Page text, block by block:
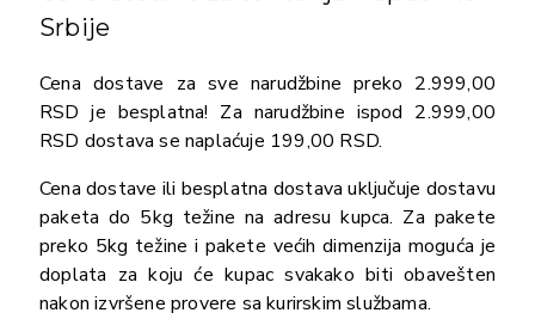
Srbije
Cena dostave za sve narudžbine preko 2.999,00
RSD je besplatna! Za narudžbine ispod 2.999,00
RSD dostava se naplaćuje 199,00 RSD.
Cena dostave ili besplatna dostava uključuje dostavu
paketa do 5kg težine na adresu kupca. Za pakete
preko 5kg težine i pakete većih dimenzija moguća je
doplata za koju će kupac svakako biti obavešten
nakon izvršene provere sa kurirskim službama.